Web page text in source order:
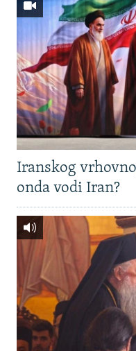
Iranskog
onda vodi Iran?